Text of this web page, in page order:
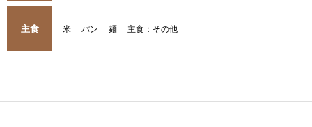
主食 米 パン 麺 主食：その他